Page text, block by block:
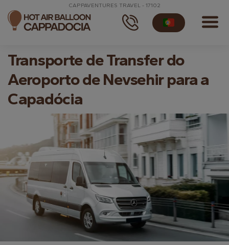
CAPPAVENTURES TRAVEL - 17102
Transporte de Transfer do
Aeroporto de Nevsehir para a
Capadócia